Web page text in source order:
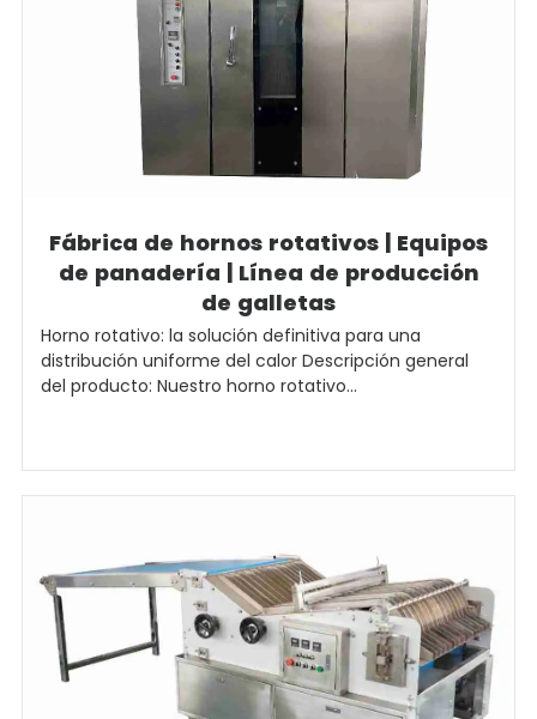
Fábrica de hornos rotativos | Equipos
de panadería | Línea de producción
de galletas
Horno rotativo: la solución definitiva para una
distribución uniforme del calor Descripción general
del producto: Nuestro horno rotativo...